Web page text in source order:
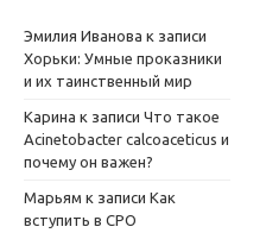
Эмилия Иванова к записи
Хорьки: Умные проказники
и их таинственный мир
Карина к записи Что такое
Acinetobacter calcoaceticus и
почему он важен?
Марьям к записи Как
вступить в СРО